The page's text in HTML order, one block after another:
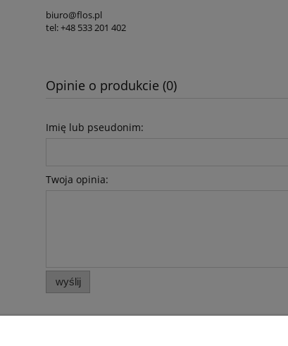
biuro@flos.pl
tel: +48 533 201 402
Opinie o produkcie (0)
Imię lub pseudonim:
Twoja opinia:
wyślij